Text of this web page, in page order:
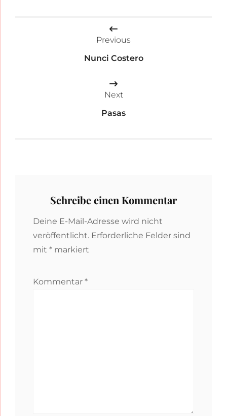
Beitragsnavigation
Previous
Nunci Costero
Next
Pasas
Schreibe einen Kommentar
Deine E-Mail-Adresse wird nicht
veröffentlicht. Erforderliche Felder sind
mit * markiert
Kommentar *